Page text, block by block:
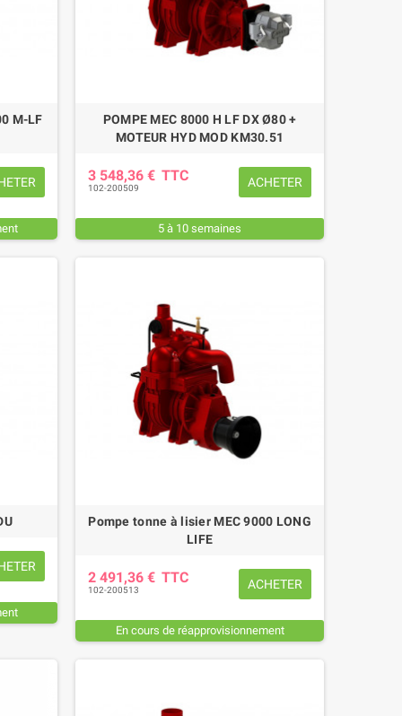
M-LF
POMPE MEC 8000 H LF DX Ø80 +
MOTEUR HYD MOD KM30.51
3 548,36 € TTC
102-200509 ACHETER
5 à 10 semaines
Pompe tonne à lisier MEC 9000 LONG
LIFE
2 491,36 € TTC
102-200513 ACHETER
En cours de réapprovisionnement